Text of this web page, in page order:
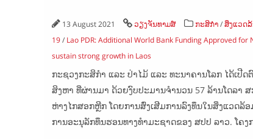
13 August 2021 ວຽງຈັນທາມສ໌ ກະສິກຳ /ສິ່ງແວດ
19 / Lao PDR: Additional World Bank Funding Approved for
sustain strong growth in Laos
ກະຊວງກະສິກຳ ແລະ ປ່າໄມ້ ແລະ ທະນາຄານໂລກ ໄດ້ເປີ
ສິງຫາ ທີ່ຜ່ານມາ ດ້ວຍງົບປະມານຈຳນວນ 57 ລ້ານໂດລາ
ຫ່າງໄກສອກຫຼີກ ໂດຍການສົ່ງເສີມການລົງທຶນໃນສິ່ງແວດ
ການອະນຸລັກທຶນຮອນທາງທຳມະຊາດຂອງ ສປປ ລາວ. ໂຄງ